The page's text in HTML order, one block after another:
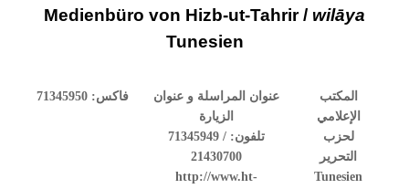
Medienbüro von Hizb-ut-Tahrir / wilāya
Tunesien
المكتب
الإعلامي
لحزب
التحرير
Tunesien
عنوان المراسلة و عنوان
الزيارة
تلفون: 71345949 /
21430700
http://www.ht-
فاكس: 71345950